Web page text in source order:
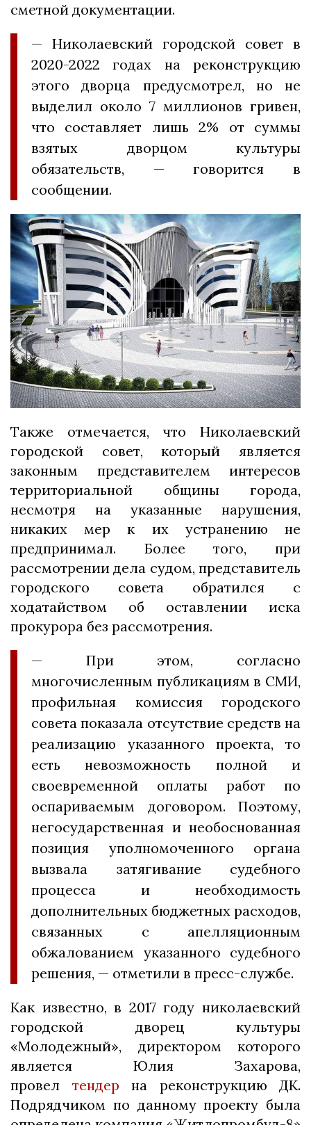
сметной документации.
— Николаевский городской совет в
2020-2022 годах на реконструкцию
этого дворца предусмотрел, но не
выделил около 7 миллионов гривен,
что составляет лишь 2% от суммы
взятых дворцом культуры
обязательств, — говорится в
сообщении.
Также отмечается, что Николаевский
городской совет, который является
законным представителем интересов
территориальной общины города,
несмотря на указанные нарушения,
никаких мер к их устранению не
предпринимал. Более того, при
рассмотрении дела судом, представитель
городского совета обратился с
ходатайством об оставлении иска
прокурора без рассмотрения.
— При этом, согласно
многочисленным публикациям в СМИ,
профильная комиссия городского
совета показала отсутствие средств на
реализацию указанного проекта, то
есть невозможность полной и
своевременной оплаты работ по
оспариваемым договором. Поэтому,
негосударственная и необоснованная
позиция уполномоченного органа
вызвала затягивание судебного
процесса и необходимость
дополнительных бюджетных расходов,
связанных с апелляционным
обжалованием указанного судебного
решения, — отметили в пресс-службе.
Как известно, в 2017 году николаевский
городской дворец культуры
«Молодежный», директором которого
является Юлия Захарова,
провел тендер на реконструкцию ДК.
Подрядчиком по данному проекту была